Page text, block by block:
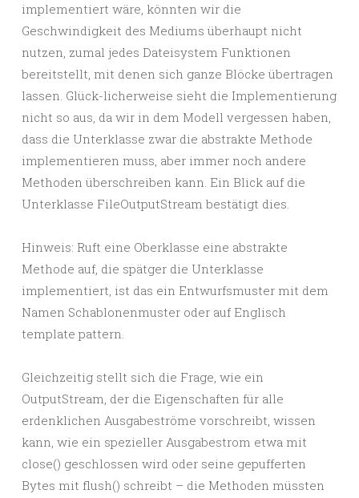
implementiert wäre, könnten wir die
Geschwindigkeit des Mediums überhaupt nicht
nutzen, zumal jedes Dateisystem Funktionen
bereitstellt, mit denen sich ganze Blöcke übertragen
lassen. Glück-licherweise sieht die Implementierung
nicht so aus, da wir in dem Modell vergessen haben,
dass die Unterklasse zwar die abstrakte Methode
implementieren muss, aber immer noch andere
Methoden überschreiben kann. Ein Blick auf die
Unterklasse FileOutputStream bestätigt dies.
Hinweis: Ruft eine Oberklasse eine abstrakte
Methode auf, die spätger die Unterklasse
implementiert, ist das ein Entwurfsmuster mit dem
Namen Schablonenmuster oder auf Englisch
template pattern.
Gleichzeitig stellt sich die Frage, wie ein
OutputStream, der die Eigenschaften für alle
erdenklichen Ausgabeströme vorschreibt, wissen
kann, wie ein spezieller Ausgabestrom etwa mit
close() geschlossen wird oder seine gepufferten
Bytes mit flush() schreibt – die Methoden müssten